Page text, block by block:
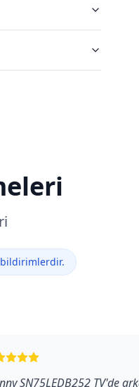
bildirimlerdir.
SN75LEDB252 TV'de